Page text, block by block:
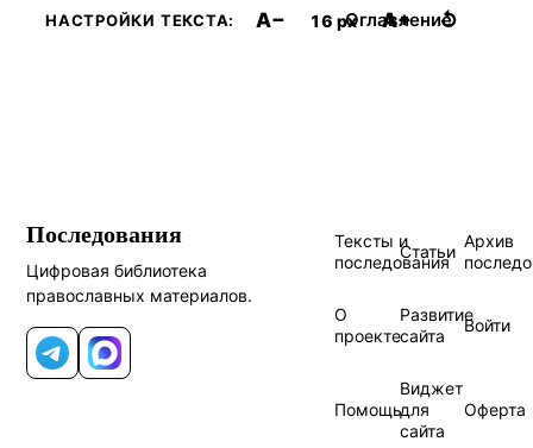
НАСТРОЙКИ ТЕКСТА: A− 16 px A+ ↺
Оглавление
Последования
Цифровая библиотека
православных материалов.
Telegram
MAX
Тексты и
последования
Статьи
Архив
О
проекте
Развитие
сайта
Войти
Помощь
Виджет
для
сайта
Оферта